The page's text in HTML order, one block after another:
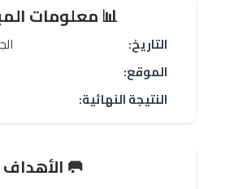
📊 معلومات
التاريخ:
الموقع:
النتيجة النهائية:
🥅 الأهداف